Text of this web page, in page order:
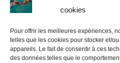
cookies
Pour offrir les meilleures expériences,
telles que les cookies pour stocker et/
appareils. Le fait de consentir à ces
des données telles que le